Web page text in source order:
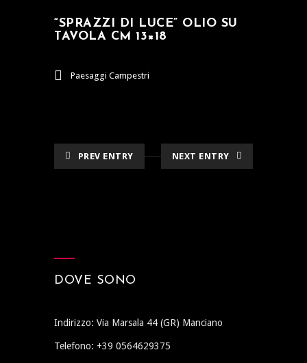
“SPRAZZI DI LUCE” OLIO SU
TAVOLA CM 13×18
Paesaggi Campestri
PREV ENTRY NEXT ENTRY
DOVE SONO
Indirizzo: Via Marsala 44 (GR) Manciano
Telefono: +39 0564629375